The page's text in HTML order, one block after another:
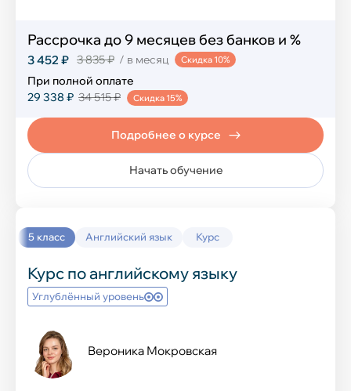
Физическая культура
Технология
Иностранные языки
Китайский язык
Испанский язык
Немецкий язык
Рассрочка до 9 месяцев без банков и %
3 452 ₽ 3 835 ₽ / в месяц Скидка 10%
При полной оплате
29 338 ₽ 34 515 ₽ Скидка 15%
Начать обучение
Подробнее о курсе
5 класс Английский язык Курс
Курс по английскому языку
Углублённый уровень
Вероника Мокровская